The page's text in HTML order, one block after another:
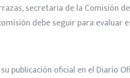
secretaria de la Comisión
debe seguir para evaluar
publicación oficial en el Diario